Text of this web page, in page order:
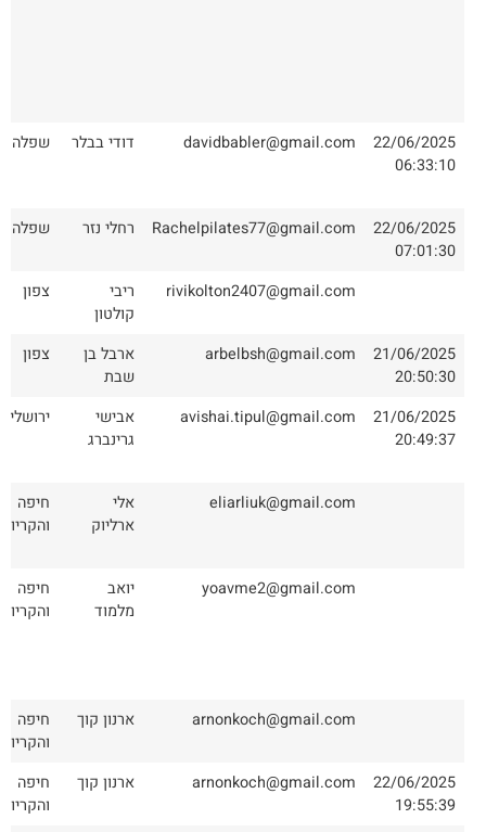
22/06/2025
06:33:10
davidbabler@gmail.com דודי בבלר שפלה
22/06/2025
07:01:30
Rachelpilates77@gmail.com רחלי נזר שפלה
rivikolton2407@gmail.com
ריבי
קולטון
צפון
21/06/2025
20:50:30
arbelbsh@gmail.com
ארבל בן
שבת
צפון
21/06/2025
20:49:37
avishai.tipul@gmail.com
אבישי
גרינברג
ירושלים
eliarliuk@gmail.com
אלי
ארליוק
חיפה
והקריות
yoavme2@gmail.com
יואב
מלמוד
חיפה
והקריות
arnonkoch@gmail.com ארנון קוך
חיפה
והקריות
22/06/2025
19:55:39
arnonkoch@gmail.com ארנון קוך
חיפה
והקריות